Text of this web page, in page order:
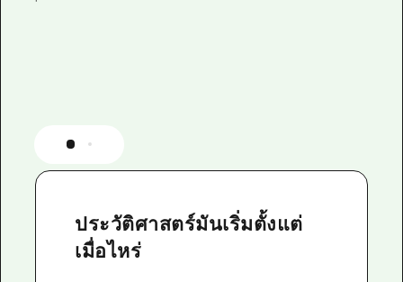
ประวัติศาสตร์มันเริ่มตั้งแต่
เมื่อไหร่